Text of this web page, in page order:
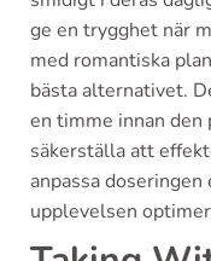
ge en trygghet när
med romantiska
bästa alternativet.
en timme innan
säkerställa att
anpassa
upplevelsen